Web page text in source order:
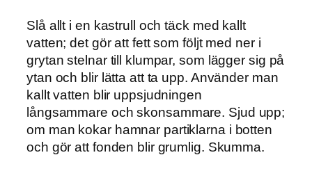
Slå allt i en kastrull och täck med kallt
vatten; det gör att fett som följt med ner i
grytan stelnar till klumpar, som lägger sig på
ytan och blir lätta att ta upp. Använder man
kallt vatten blir uppsjudningen
långsammare och skonsammare. Sjud upp;
om man kokar hamnar partiklarna i botten
och gör att fonden blir grumlig. Skumma.